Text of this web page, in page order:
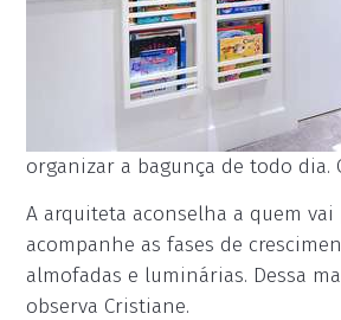
organizar a bagunça de todo
A arquiteta aconselha a quem
acompanhe as fases de
almofadas e luminárias. Dessa
observa Cristiane.